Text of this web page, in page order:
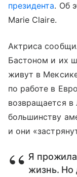
президента. Об
Marie Claire.
Актриса
Бастоном и их
живут в
по работе в
возвращается
большинству
и они
Я
жизнь. Но